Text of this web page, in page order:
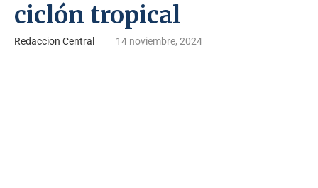
ciclón tropical
Redaccion Central 14 noviembre, 2024